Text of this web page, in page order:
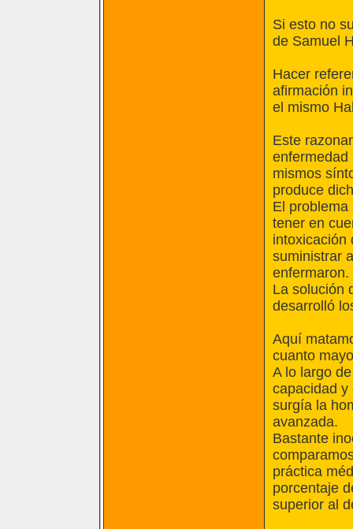
Si esto no
de Samuel
Hacer
afirmación
el mismo
Este
enfermedad
mismos
produce
El
tener en
intoxicación
suministrar
enfermaron.
La solución
desarrolló
Aquí
cuanto
A lo largo
capacidad y
surgía la
avanzada.
Bastante
práctica
porcentaje
superior al